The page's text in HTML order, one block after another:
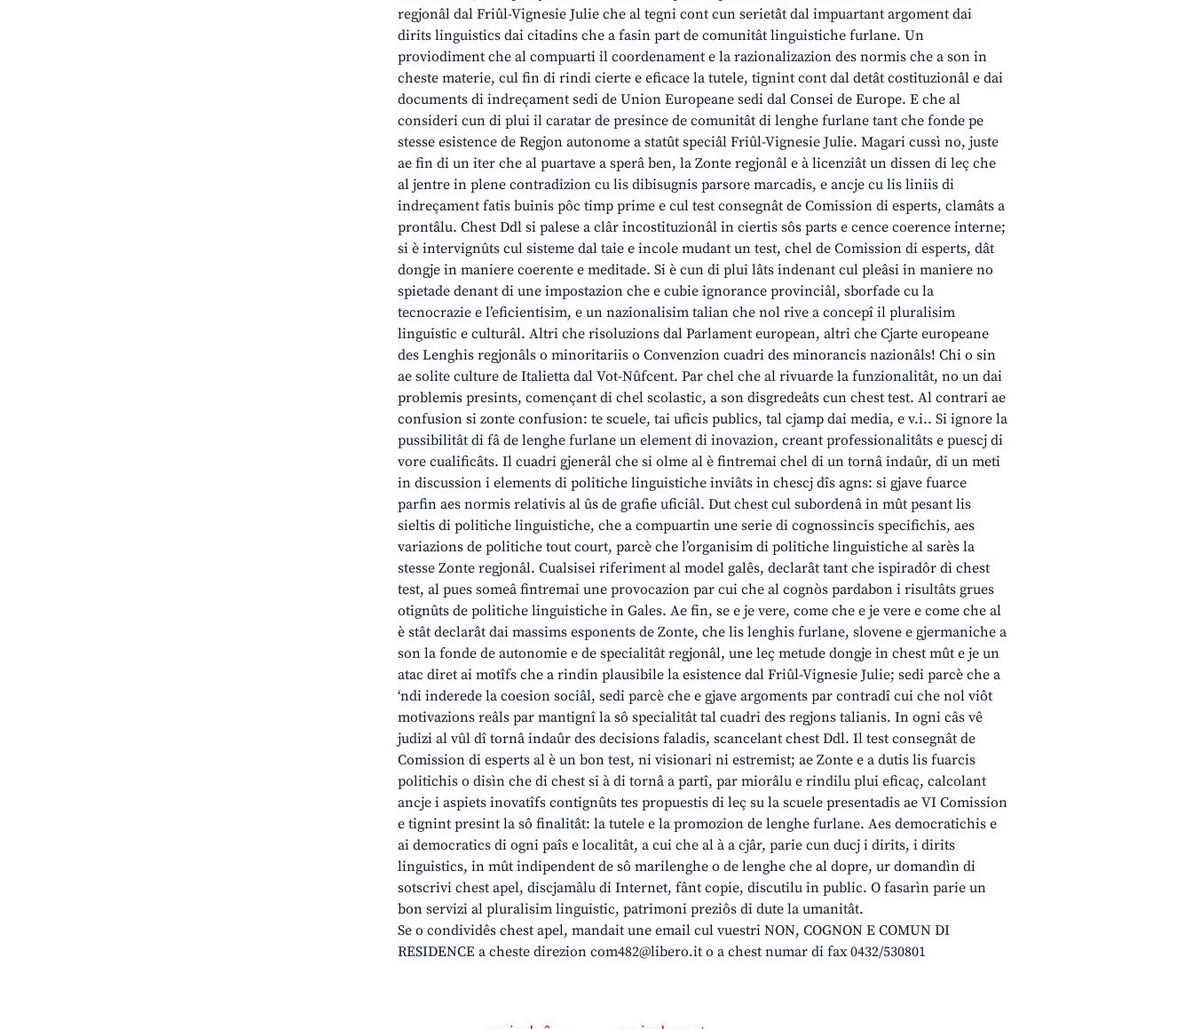
regjonâl dal Friûl-Vignesie Julie che al tegni cont cun serietât dal impuartant argoment dai
dirits linguistics dai citadins che a fasin part de comunitât linguistiche furlane. Un
proviodiment che al compuarti il coordenament e la razionalizazion des normis che a son in
cheste materie, cul fin di rindi cierte e eficace la tutele, tignint cont dal detât costituzionâl e dai
documents di indreçament sedi de Union Europeane sedi dal Consei de Europe. E che al
consideri cun di plui il caratar de presince de comunitât di lenghe furlane tant che fonde pe
stesse esistence de Regjon autonome a statût speciâl Friûl-Vignesie Julie. Magari cussì no, juste
ae fin di un iter che al puartave a sperâ ben, la Zonte regjonâl e à licenziât un dissen di leç che
al jentre in plene contradizion cu lis dibisugnis parsore marcadis, e ancje cu lis liniis di
indreçament fatis buinis pôc timp prime e cul test consegnât de Comission di esperts, clamâts a
prontâlu. Chest Ddl si palese a clâr incostituzionâl in ciertis sôs parts e cence coerence interne;
si è intervignûts cul sisteme dal taie e incole mudant un test, chel de Comission di esperts, dât
dongje in maniere coerente e meditade. Si è cun di plui lâts indenant cul pleâsi in maniere no
spietade denant di une impostazion che e cubie ignorance provinciâl, sborfade cu la
tecnocrazie e l’eficientisim, e un nazionalisim talian che nol rive a concepî il pluralisim
linguistic e culturâl. Altri che risoluzions dal Parlament european, altri che Cjarte europeane
des Lenghis regjonâls o minoritariis o Convenzion cuadri des minorancis nazionâls! Chi o sin
ae solite culture de Italietta dal Vot-Nûfcent. Par chel che al rivuarde la funzionalitât, no un dai
problemis presints, començant di chel scolastic, a son disgredeâts cun chest test. Al contrari ae
confusion si zonte confusion: te scuele, tai uficis publics, tal cjamp dai media, e v.i.. Si ignore la
pussibilitât di fâ de lenghe furlane un element di inovazion, creant professionalitâts e puescj di
vore cualificâts. Il cuadri gjenerâl che si olme al è fintremai chel di un tornâ indaûr, di un meti
in discussion i elements di politiche linguistiche inviâts in chescj dîs agns: si gjave fuarce
parfin aes normis relativis al ûs de grafie uficiâl. Dut chest cul subordenâ in mût pesant lis
sieltis di politiche linguistiche, che a compuartin une serie di cognossincis specifichis, aes
variazions de politiche tout court, parcè che l’organisim di politiche linguistiche al sarès la
stesse Zonte regjonâl. Cualsisei riferiment al model galês, declarât tant che ispiradôr di chest
test, al pues someâ fintremai une provocazion par cui che al cognòs pardabon i risultâts grues
otignûts de politiche linguistiche in Gales. Ae fin, se e je vere, come che e je vere e come che al
è stât declarât dai massims esponents de Zonte, che lis lenghis furlane, slovene e gjermaniche a
son la fonde de autonomie e de specialitât regjonâl, une leç metude dongje in chest mût e je un
atac diret ai motîfs che a rindin plausibile la esistence dal Friûl-Vignesie Julie; sedi parcè che a
‘ndi inderede la coesion sociâl, sedi parcè che e gjave argoments par contradî cui che nol viôt
motivazions reâls par mantignî la sô specialitât tal cuadri des regjons talianis. In ogni câs vê
judizi al vûl dî tornâ indaûr des decisions faladis, scancelant chest Ddl. Il test consegnât de
Comission di esperts al è un bon test, ni visionari ni estremist; ae Zonte e a dutis lis fuarcis
politichis o disìn che di chest si à di tornâ a partî, par miorâlu e rindilu plui eficaç, calcolant
ancje i aspiets inovatîfs contignûts tes propuestis di leç su la scuele presentadis ae VI Comission
e tignint presint la sô finalitât: la tutele e la promozion de lenghe furlane. Aes democratichis e
ai democratics di ogni paîs e localitât, a cui che al à a cjâr, parie cun ducj i dirits, i dirits
linguistics, in mût indipendent de sô marilenghe o de lenghe che al dopre, ur domandìn di
sotscrivi chest apel, discjamâlu di Internet, fânt copie, discutilu in public. O fasarìn parie un
bon servizi al pluralisim linguistic, patrimoni preziôs di dute la umanitât.
Se o condividês chest apel, mandait une email cul vuestri NON, COGNON E COMUN DI
RESIDENCE a cheste direzion com482@libero.it o a chest numar di fax 0432/530801